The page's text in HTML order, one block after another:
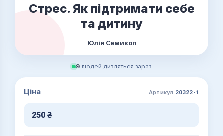
Стрес. Як підтримати себе
та дитину
Юлія Семикоп
9 людей дивляться зараз
Ціна Артикул 20322-1
250 ₴